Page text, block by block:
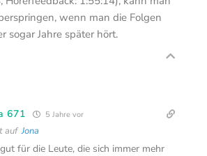
wenn man die Folgen
sogar Jahre später hört.
671 5 Jahre vor
aufJona
für die Leute, die sich immer mehr